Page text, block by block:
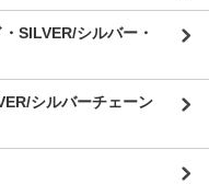
SILVER/シルバー・
シルバーチェーン